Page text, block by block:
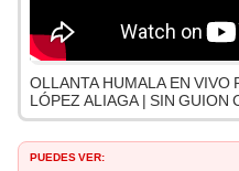
OLLANTA HUMALA EN VIVO
LÓPEZ ALIAGA | SIN GUION
PUEDES VER: